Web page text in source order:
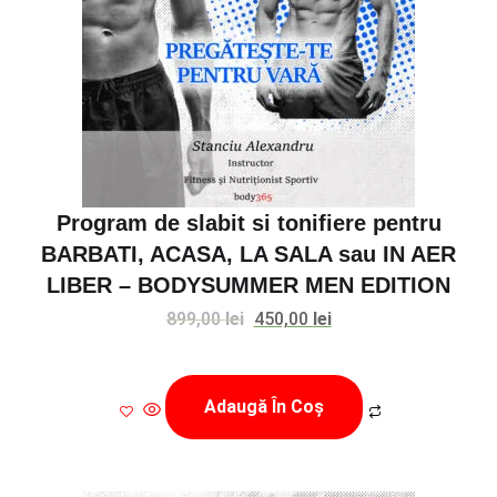
Program de slabit si tonifiere pentru
BARBATI, ACASA, LA SALA sau IN AER
LIBER – BODYSUMMER MEN EDITION
899,00lei Prețul
a
fost:
899,00 lei.
450,00 leiPrețul
este:
450,00 lei.
Adaugă În Coș